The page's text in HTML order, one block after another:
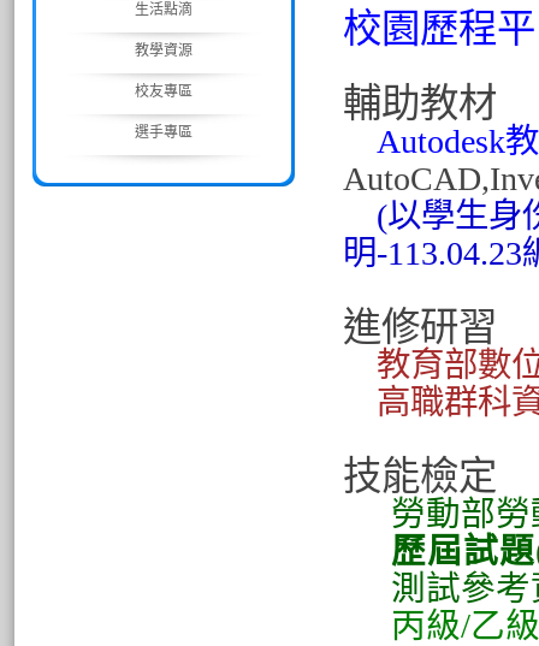
生活點滴
教學資源
校友專區
選手專區
校園歷程
輔助教材
Autodesk
(以學生身
明-113.04.23
進修研習
教育部數
高職群科
技能檢定
勞動部
歷屆試
測試參
丙級/乙